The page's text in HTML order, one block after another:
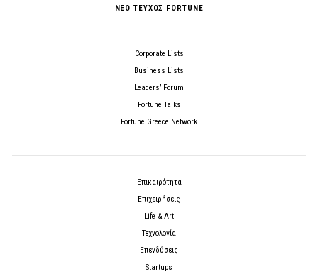
ΝΕΟ ΤΕΥΧΟΣ FORTUNE
Corporate Lists
Business Lists
Leaders’ Forum
Fortune Talks
Fortune Greece Network
Επικαιρότητα
Επιχειρήσεις
Life & Art
Τεχνολογία
Επενδύσεις
Startups